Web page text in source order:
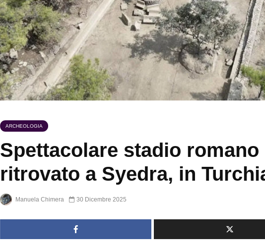
ARCHEOLOGIA
Spettacolare stadio romano
ritrovato a Syedra, in
Manuela Chimera 30 Dicembre 2025